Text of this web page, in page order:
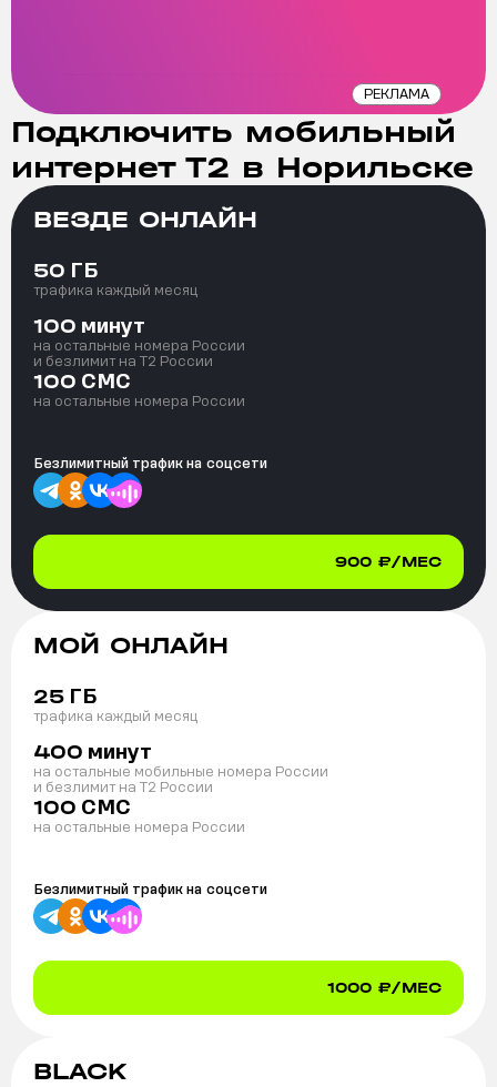
РЕКЛАМА
Подключить мобильный
интернет Т2 в Норильске
ВЕЗДЕ ОНЛАЙН
50 ГБ
трафика каждый месяц
100 минут
на остальные номера России
и безлимит на T2 России
100 СМС
на остальные номера России
Безлимитный трафик на соцсети
900 ₽/МЕС
МОЙ ОНЛАЙН
25 ГБ
трафика каждый месяц
400 минут
на остальные мобильные номера России
и безлимит на T2 России
100 СМС
на остальные номера России
Безлимитный трафик на соцсети
1000 ₽/МЕС
BLACK